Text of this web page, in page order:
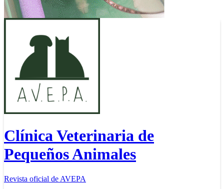
Clínica Veterinaria de
Pequeños Animales
Revista oficial de AVEPA